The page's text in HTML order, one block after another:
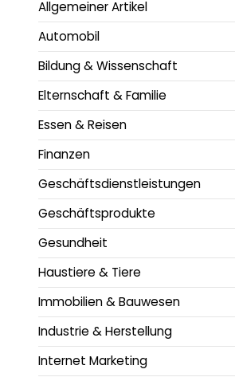
Allgemeiner Artikel
Automobil
Bildung & Wissenschaft
Elternschaft & Familie
Essen & Reisen
Finanzen
Geschäftsdienstleistungen
Geschäftsprodukte
Gesundheit
Haustiere & Tiere
Immobilien & Bauwesen
Industrie & Herstellung
Internet Marketing